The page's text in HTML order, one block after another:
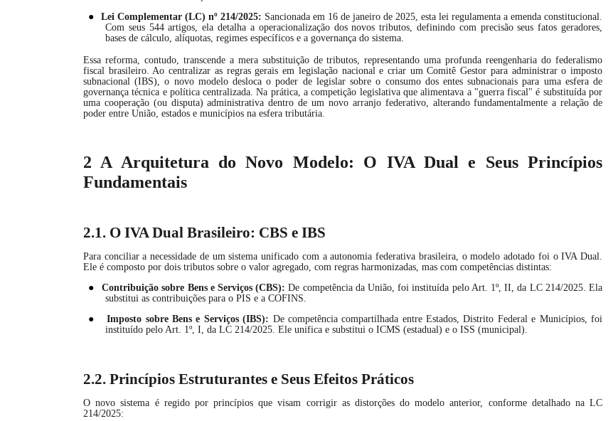
● Lei Complementar (LC) nº 214/2025: Sancionada em 16 de janeiro de 2025, esta lei regulamenta a emenda constitucional.
Com seus 544 artigos, ela detalha a operacionalização dos novos tributos, definindo com precisão seus fatos geradores,
bases de cálculo, alíquotas, regimes específicos e a governança do sistema.
Essa reforma, contudo, transcende a mera substituição de tributos, representando uma profunda reengenharia do federalismo
fiscal brasileiro. Ao centralizar as regras gerais em legislação nacional e criar um Comitê Gestor para administrar o imposto
subnacional (IBS), o novo modelo desloca o poder de legislar sobre o consumo dos entes subnacionais para uma esfera de
governança técnica e política centralizada. Na prática, a competição legislativa que alimentava a "guerra fiscal" é substituída por
uma cooperação (ou disputa) administrativa dentro de um novo arranjo federativo, alterando fundamentalmente a relação de
poder entre União, estados e municípios na esfera tributária.
2 A Arquitetura do Novo Modelo: O IVA Dual e Seus Princípios
Fundamentais
2.1. O IVA Dual Brasileiro: CBS e IBS
Para conciliar a necessidade de um sistema unificado com a autonomia federativa brasileira, o modelo adotado foi o IVA Dual.
Ele é composto por dois tributos sobre o valor agregado, com regras harmonizadas, mas com competências distintas:
● Contribuição sobre Bens e Serviços (CBS): De competência da União, foi instituída pelo Art. 1º, II, da LC 214/2025. Ela
substitui as contribuições para o PIS e a COFINS.
● Imposto sobre Bens e Serviços (IBS): De competência compartilhada entre Estados, Distrito Federal e Municípios, foi
instituído pelo Art. 1º, I, da LC 214/2025. Ele unifica e substitui o ICMS (estadual) e o ISS (municipal).
2.2. Princípios Estruturantes e Seus Efeitos Práticos
O novo sistema é regido por princípios que visam corrigir as distorções do modelo anterior, conforme detalhado na LC
214/2025: